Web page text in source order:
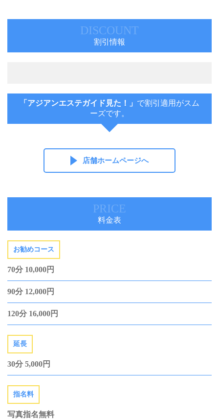
DISCOUNT
割引情報
「アジアンエステガイド見た！」 で割引適用がスム
ーズです。
店舗ホームページへ
PRICE
料金表
お勧めコース
70分 10,000円
90分 12,000円
120分 16,000円
延長
30分 5,000円
指名料
写真指名無料